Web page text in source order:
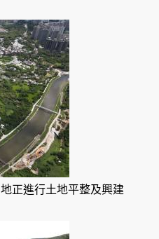
正進行土地平整及興建